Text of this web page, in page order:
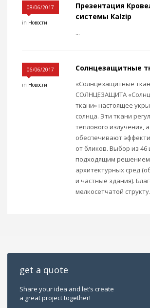
08/06/2017
in Новости
Презентация
системы Kalzip
...
06/06/2017
in Новости
Солнцезащитные
«Солнцезащитные
СОЛНЦЕЗАЩИТА
ткани» настоящее
солнца. Эти ткани
теплового излучения,
обеспечивают
от бликов. Выбор из
подходящим
архитектурных сред
и частные здания).
мелкосетчатой
get a quote
Share your idea and let’s create
a great project together!